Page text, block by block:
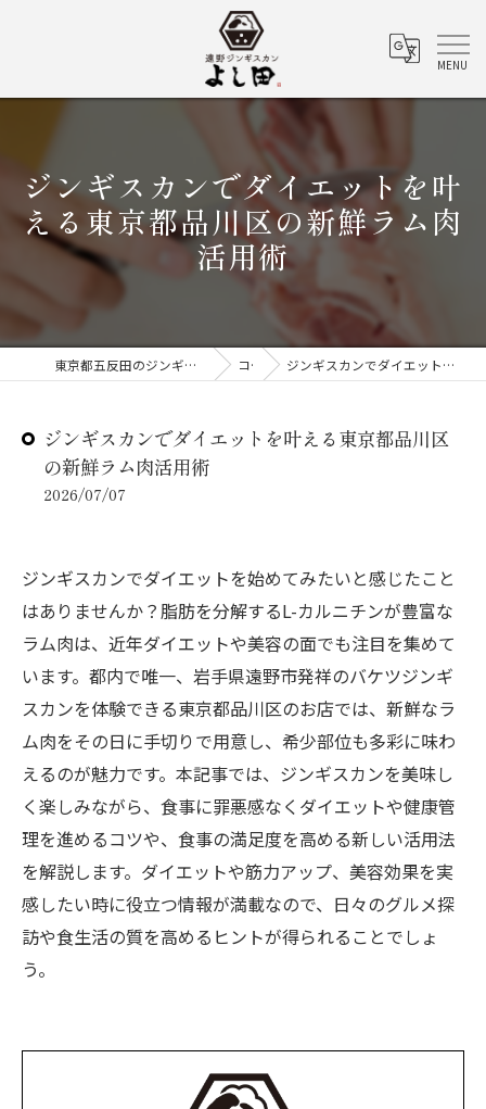
ジンギスカンでダイエットを叶
える東京都品川区の新鮮ラム肉
活用術
東京都五反田のジンギスカンなら遠野ジンギスカン よし田 コラム ジンギスカンでダイエットを叶える東京都品川区の新鮮ラム肉活用術
ジンギスカンでダイエットを叶える東京都品川区
の新鮮ラム肉活用術
2026/07/07
ジンギスカンでダイエットを始めてみたいと感じたこと
はありませんか？脂肪を分解するL-カルニチンが豊富な
ラム肉は、近年ダイエットや美容の面でも注目を集めて
います。都内で唯一、岩手県遠野市発祥のバケツジンギ
スカンを体験できる東京都品川区のお店では、新鮮なラ
ム肉をその日に手切りで用意し、希少部位も多彩に味わ
えるのが魅力です。本記事では、ジンギスカンを美味し
く楽しみながら、食事に罪悪感なくダイエットや健康管
理を進めるコツや、食事の満足度を高める新しい活用法
を解説します。ダイエットや筋力アップ、美容効果を実
感したい時に役立つ情報が満載なので、日々のグルメ探
訪や食生活の質を高めるヒントが得られることでしょ
う。